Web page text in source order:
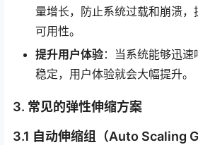
量增长，防止系统过载和崩溃
可用性。
提升用户体验：当系统能够迅
稳定，用户体验就会大幅提升。
3. 常见的弹性伸缩方案
3.1 自动伸缩组（Auto Scaling